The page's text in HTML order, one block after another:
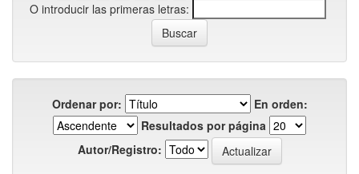
O introducir las primeras letras:
Ordenar por:
En orden:
Resultados por página
Autor/Registro: